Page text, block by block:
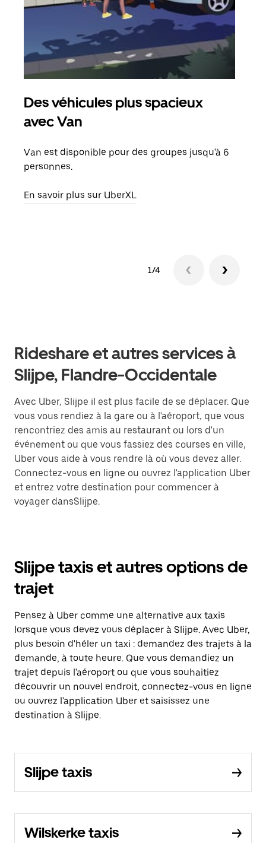
Des véhicules plus spacieux
avec Van
Van est disponible pour des groupes jusqu'à 6
personnes.
En savoir plus sur UberXL
1/4
Rideshare et autres services à
Slijpe, Flandre-Occidentale
Avec Uber, Slijpe il est plus facile de se déplacer. Que
vous vous rendiez à la gare ou à l'aéroport, que vous
rencontriez des amis au restaurant ou lors d'un
événement ou que vous fassiez des courses en ville,
Uber vous aide à vous rendre là où vous devez aller.
Connectez-vous en ligne ou ouvrez l'application Uber
et entrez votre destination pour commencer à
voyager dansSlijpe.
Slijpe taxis et autres options de
trajet
Pensez à Uber comme une alternative aux taxis
lorsque vous devez vous déplacer à Slijpe. Avec Uber,
plus besoin d'héler un taxi : demandez des trajets à la
demande, à toute heure. Que vous demandiez un
trajet depuis l'aéroport ou que vous souhaitiez
découvrir un nouvel endroit, connectez-vous en ligne
ou ouvrez l'application Uber et saisissez une
destination à Slijpe.
Slijpe taxis
Wilskerke taxis